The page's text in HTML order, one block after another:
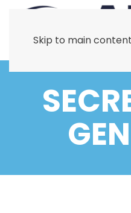
Skip to main content